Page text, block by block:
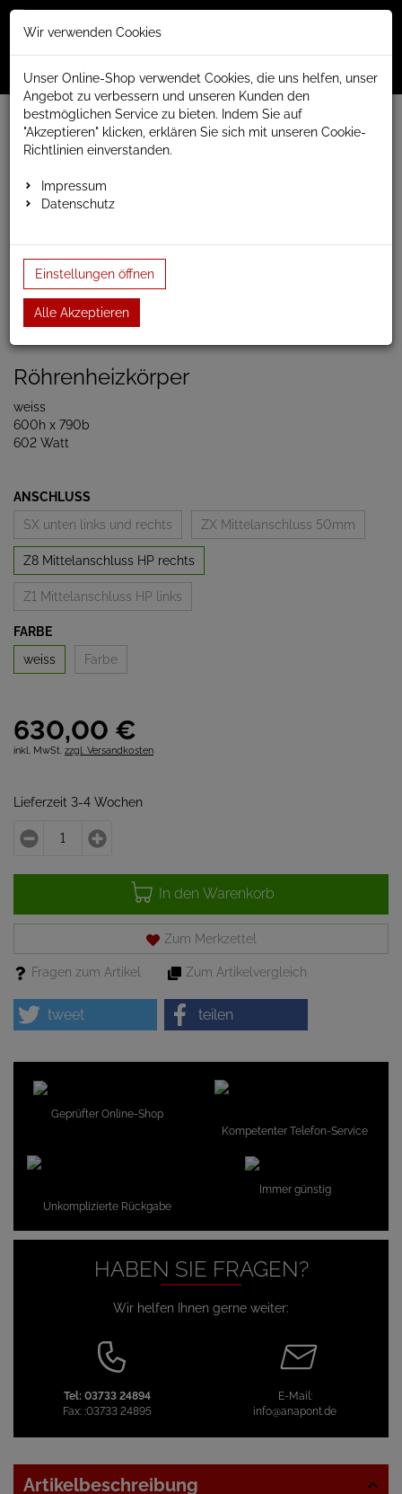
Menü
Weiter einkaufen www.anapont.eu
Badheizkörper
Paneel- und Röhrenheizkörper
Röhrenheizkörper vertikal, 1 Reihe 600h x 790b
Röhrenheizkörper vertikal, 1
Reihe 600h x 790b
Einloggen und Bewertung schreiben
Röhrenheizkörper
weiss
600h x 790b
602 Watt
ANSCHLUSS
SX unten links und rechts
ZX Mittelanschluss 50mm
Z8 Mittelanschluss HP rechts
Z1 Mittelanschluss HP links
FARBE
weiss
Farbe
630,00 €
inkl. MwSt. zzgl. Versandkosten
Lieferzeit 3-4 Wochen
In den Warenkorb
Zum Merkzettel
Fragen zum Artikel Zum Artikelvergleich
tweet teilen
Geprüfter Online-Shop
Kompetenter Telefon-Service
Unkomplizierte Rückgabe
Immer günstig
HABEN SIE FRAGEN?
Wir helfen Ihnen gerne weiter:
Tel: 03733 24894
Fax: :03733 24895
E-Mail:
info@anapont.de
Artikelbeschreibung
Wir verwenden Cookies
Unser Online-Shop verwendet Cookies, die uns helfen, unser
Angebot zu verbessern und unseren Kunden den
bestmöglichen Service zu bieten. Indem Sie auf
"Akzeptieren" klicken, erklären Sie sich mit unseren Cookie-
Richtlinien einverstanden.
Impressum
Datenschutz
Einstellungen öffnen
Alle Akzeptieren